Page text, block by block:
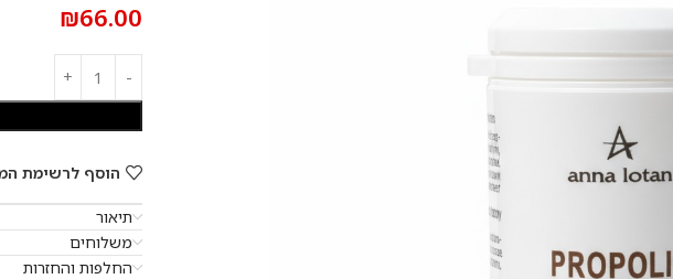
₪66.00
הוסף לרשימת
תיאור
משלוחים
החלפות והחזרות